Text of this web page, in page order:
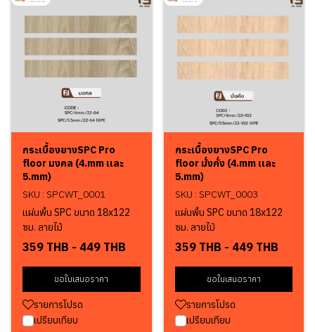
กระเบื้องยางSPC Pro
floor มงคล (4.mm เเละ
5.mm)
SKU : SPCWT_0001
แผ่นพื้น SPC ขนาด 18x122
ซม. ลายไม้
359 THB - 449 THB
ขอใบเสนอราคา
รายการโปรด
เปรียบเทียบ
กระเบื้องยางSPC Pro
floor มั่งคั่ง (4.mm เเละ
5.mm)
SKU : SPCWT_0003
แผ่นพื้น SPC ขนาด 18x122
ซม. ลายไม้
359 THB - 449 THB
ขอใบเสนอราคา
รายการโปรด
เปรียบเทียบ